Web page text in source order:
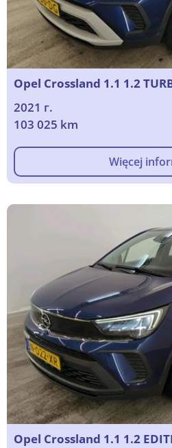
Opel Crossland 1.1 1.2
2021 г.
103 025 km
Więcej
Opel Crossland 1.1 1.2